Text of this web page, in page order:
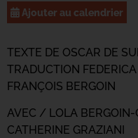
Ajouter au calendrier
TEXTE DE OSCAR DE
TRADUCTION
FRANÇOIS BERGOIN
AVEC / LOLA BERGOIN-
CATHERINE GRAZIANI